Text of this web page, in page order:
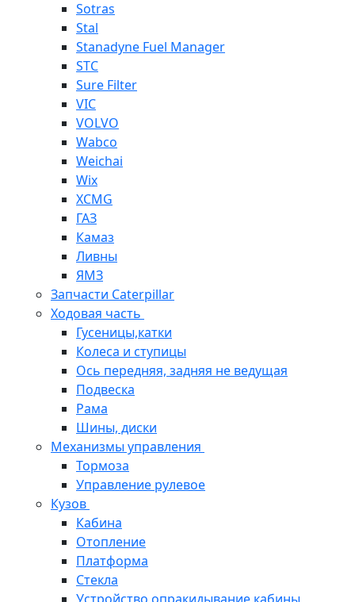
Sotras
Stal
Stanadyne Fuel Manager
STC
Sure Filter
VIC
VOLVO
Wabco
Weichai
Wix
XCMG
ГАЗ
Камаз
Ливны
ЯМЗ
Запчасти Caterpillar
Ходовая часть
Гусеницы,катки
Колеса и ступицы
Ось передняя, задняя не ведущая
Подвеска
Рама
Шины, диски
Механизмы управления
Тормоза
Управление рулевое
Кузов
Кабина
Отопление
Платформа
Стекла